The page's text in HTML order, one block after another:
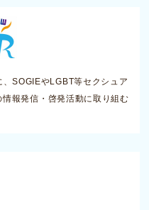
SOGIEやLGBT等セクシュア
報発信・啓発活動に取り組む